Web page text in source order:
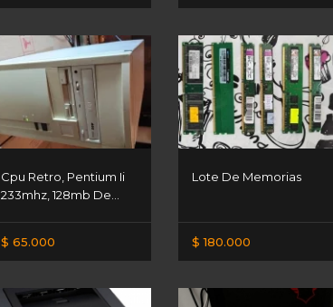
Cpu Retro, Pentium Ii
233mhz, 128mb De...
$ 65.000
Lote De Memorias
$ 180.000